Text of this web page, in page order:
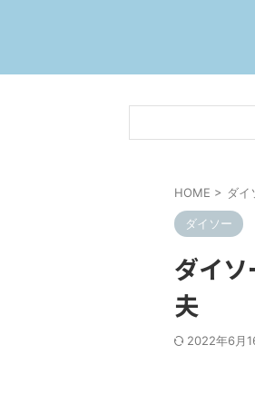
HOME > ダイ
ダイソー
ダイ
夫
2022年6月